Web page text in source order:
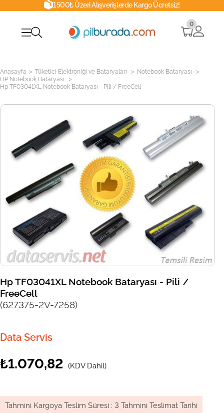
1500₺ Üzeri Alışverişlerde Kargo Ücretsiz!
0
Anasayfa > Tüketici Elektroniği ve Bataryaları > Notebook Bataryası >
HP Notebook Bataryası >
Hp TF03041XL Notebook Bataryası - Pili / FreeCell
Hp TF03041XL Notebook Bataryası - Pili /
FreeCell
(627375-2V-7258)
Data Servis
₺1.070,82 (KDV Dahil)
Tahmini Kargoya Teslim Süresi : 3 Tahmini Teslimat Tarihi